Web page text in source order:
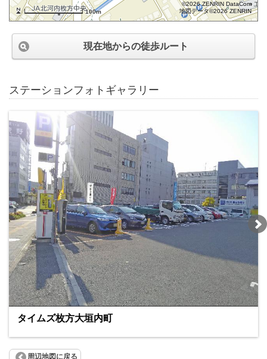
100m
©2026 ZENRIN DataCom
地図データ©2026 ZENRIN
現在地からの徒歩ルート
ステーションフォトギャラリー
タイムズ枚方大垣内町
周辺地図に戻る